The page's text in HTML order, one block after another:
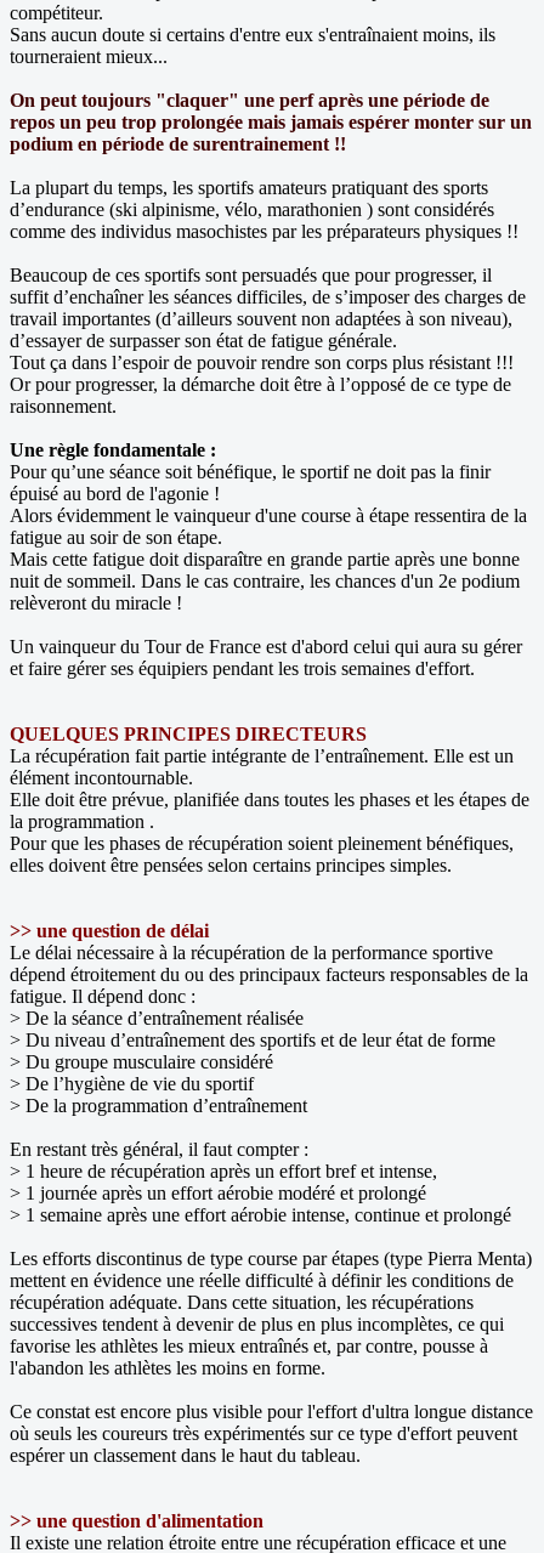
compétiteur.
Sans aucun doute si certains d'entre eux s'entraînaient moins, ils
tourneraient mieux...
On peut toujours "claquer" une perf après une période de
repos un peu trop prolongée mais jamais espérer monter sur un
podium en période de surentrainement !!
La plupart du temps, les sportifs amateurs pratiquant des sports
d’endurance (ski alpinisme, vélo, marathonien ) sont considérés
comme des individus masochistes par les préparateurs physiques !!
Beaucoup de ces sportifs sont persuadés que pour progresser, il
suffit d’enchaîner les séances difficiles, de s’imposer des charges de
travail importantes (d’ailleurs souvent non adaptées à son niveau),
d’essayer de surpasser son état de fatigue générale.
Tout ça dans l’espoir de pouvoir rendre son corps plus résistant !!!
Or pour progresser, la démarche doit être à l’opposé de ce type de
raisonnement.
Une règle fondamentale :
Pour qu’une séance soit bénéfique, le sportif ne doit pas la finir
épuisé au bord de l'agonie !
Alors évidemment le vainqueur d'une course à étape ressentira de la
fatigue au soir de son étape.
Mais cette fatigue doit disparaître en grande partie après une bonne
nuit de sommeil. Dans le cas contraire, les chances d'un 2e podium
relèveront du miracle !
Un vainqueur du Tour de France est d'abord celui qui aura su gérer
et faire gérer ses équipiers pendant les trois semaines d'effort.
QUELQUES PRINCIPES DIRECTEURS
La récupération fait partie intégrante de l’entraînement. Elle est un
élément incontournable.
Elle doit être prévue, planifiée dans toutes les phases et les étapes de
la programmation .
Pour que les phases de récupération soient pleinement bénéfiques,
elles doivent être pensées selon certains principes simples.
>> une question de délai
Le délai nécessaire à la récupération de la performance sportive
dépend étroitement du ou des principaux facteurs responsables de la
fatigue. Il dépend donc :
> De la séance d’entraînement réalisée
> Du niveau d’entraînement des sportifs et de leur état de forme
> Du groupe musculaire considéré
> De l’hygiène de vie du sportif
> De la programmation d’entraînement
En restant très général, il faut compter :
> 1 heure de récupération après un effort bref et intense,
> 1 journée après un effort aérobie modéré et prolongé
> 1 semaine après une effort aérobie intense, continue et prolongé
Les efforts discontinus de type course par étapes (type Pierra Menta)
mettent en évidence une réelle difficulté à définir les conditions de
récupération adéquate. Dans cette situation, les récupérations
successives tendent à devenir de plus en plus incomplètes, ce qui
favorise les athlètes les mieux entraînés et, par contre, pousse à
l'abandon les athlètes les moins en forme.
Ce constat est encore plus visible pour l'effort d'ultra longue distance
où seuls les coureurs très expérimentés sur ce type d'effort peuvent
espérer un classement dans le haut du tableau.
>> une question d'alimentation
Il existe une relation étroite entre une récupération efficace et une